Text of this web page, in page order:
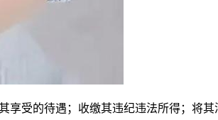
的待遇；收缴其违纪违法所得；将